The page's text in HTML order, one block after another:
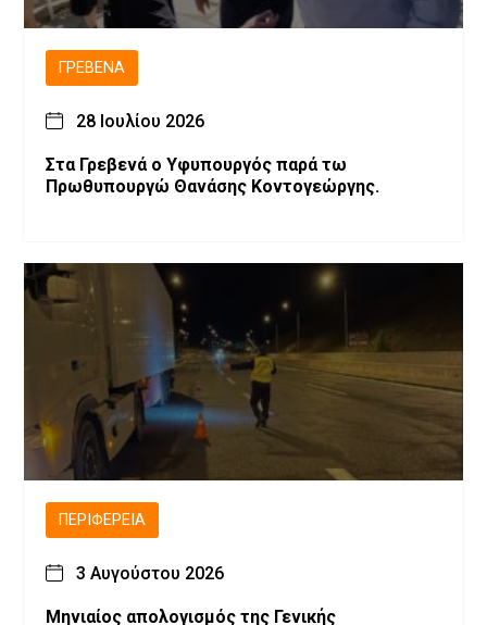
ΓΡΕΒΕΝΆ
28 Ιουλίου 2026
Στα Γρεβενά ο Υφυπουργός παρά τω
Πρωθυπουργώ Θανάσης Κοντογεώργης.
ΠΕΡΙΦΈΡΕΙΑ
3 Αυγούστου 2026
Μηνιαίος απολογισμός της Γενικής